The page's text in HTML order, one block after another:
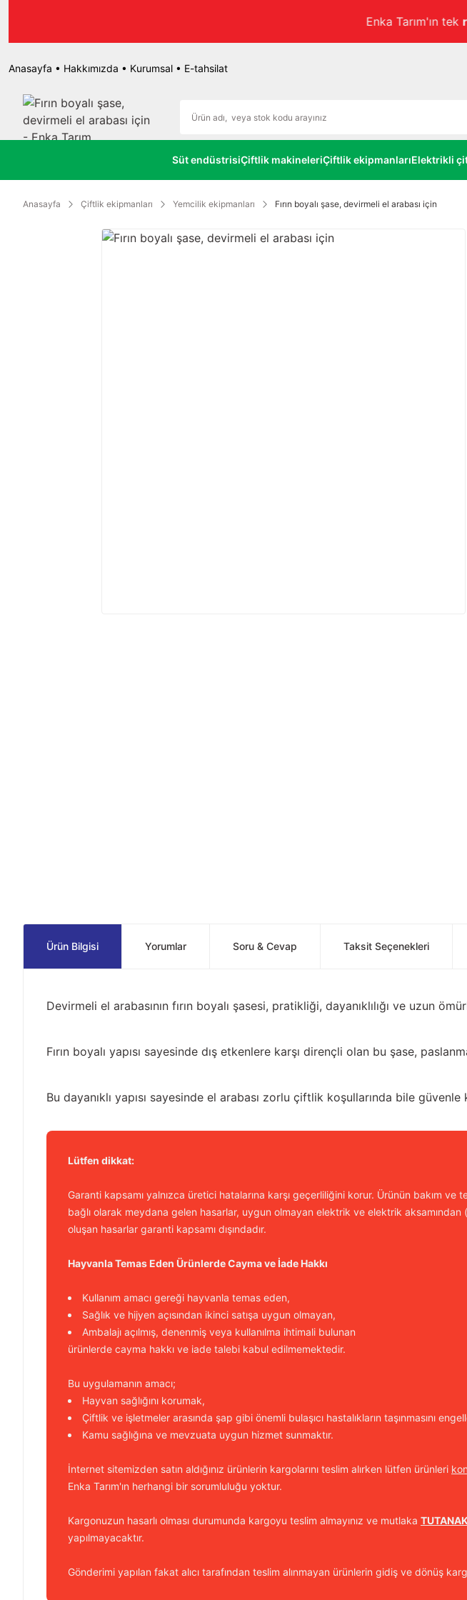
Havale ile ödemelerde
Anasayfa • Hakkımızda • Kurumsal • E-tahsilat
Süt endüstrisiÇiftlik makineleriÇiftlik ekipmanlarıElektrikli
Anasayfa Çiftlik ekipmanları Yemcilik ekipmanları Fırın boyalı şase, devirmeli el arabası için
Ürün Bilgisi Yorumlar Soru & Cevap Taksit Seçenekleri
Devirmeli el arabasının fırın boyalı şasesi, pratikliği, dayanıklılığı ve uzun
Fırın boyalı yapısı sayesinde dış etkenlere karşı dirençli olan bu şase,
Bu dayanıklı yapısı sayesinde el arabası zorlu çiftlik koşullarında bile güvenle
Lütfen dikkat:
Garanti kapsamı yalnızca üretici hatalarına karşı geçerliliğini korur. Ürünün bakım
bağlı olarak meydana gelen hasarlar, uygun olmayan elektrik ve elektrik
oluşan hasarlar garanti kapsamı dışındadır.
Hayvanla Temas Eden Ürünlerde Cayma ve İade Hakkı
Kullanım amacı gereği hayvanla temas eden,
Sağlık ve hijyen açısından ikinci satışa uygun olmayan,
Ambalajı açılmış, denenmiş veya kullanılma ihtimali bulunan
ürünlerde cayma hakkı ve iade talebi kabul edilmemektedir.
Bu uygulamanın amacı;
Hayvan sağlığını korumak,
Çiftlik ve işletmeler arasında şap gibi önemli bulaşıcı hastalıkların taşınmasını
Kamu sağlığına ve mevzuata uygun hizmet sunmaktır.
İnternet sitemizden satın aldığınız ürünlerin kargolarını teslim alırken lütfen ürünleri
Enka Tarım'ın herhangi bir sorumluluğu yoktur.
Kargonuzun hasarlı olması durumunda kargoyu teslim almayınız ve mutlaka TUTANAK
yapılmayacaktır.
Gönderimi yapılan fakat alıcı tarafından teslim alınmayan ürünlerin gidiş ve dönüş